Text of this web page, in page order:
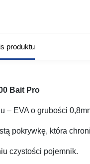
produktu
Bait Pro
– EVA o grubości
pokrywkę, która
czystości pojemnik.